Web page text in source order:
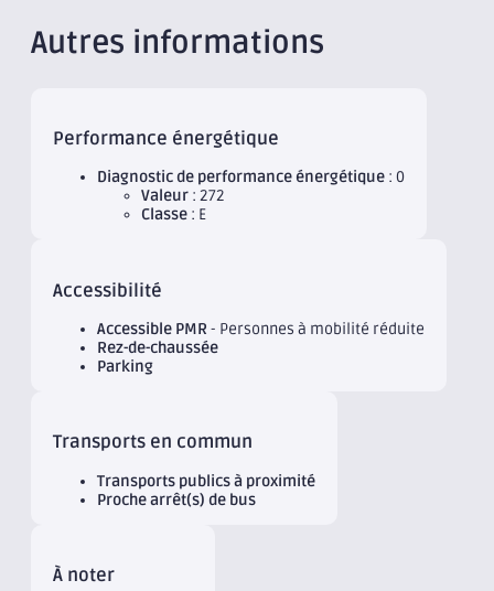
Autres informations
Performance énergétique
Diagnostic de performance énergétique : 0
Valeur : 272
Classe : E
Accessibilité
Accessible PMR - Personnes à mobilité réduite
Rez-de-chaussée
Parking
Transports en commun
Transports publics à proximité
Proche arrêt(s) de bus
À noter